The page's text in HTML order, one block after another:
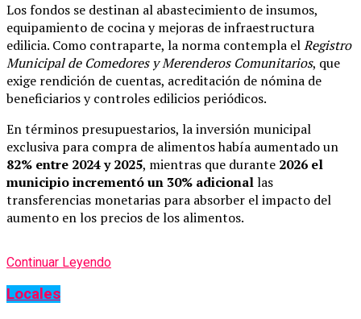
Los fondos se destinan al abastecimiento de insumos,
equipamiento de cocina y mejoras de infraestructura
edilicia. Como contraparte, la norma contempla elRegistro
Municipal de Comedores y Merenderos Comunitarios, que
exige rendición de cuentas, acreditación de nómina de
beneficiarios y controles edilicios periódicos.
En términos presupuestarios, la inversión municipal
exclusiva para compra de alimentos había aumentado un
82% entre 2024 y 2025, mientras que durante 2026 el
municipio incrementó un 30% adicionallas
transferencias monetarias para absorber el impacto del
aumento en los precios de los alimentos.
Continuar Leyendo
Locales